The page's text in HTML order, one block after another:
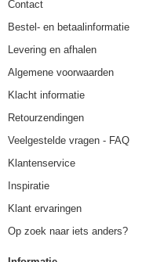
Contact
Bestel- en betaalinformatie
Levering en afhalen
Algemene voorwaarden
Klacht informatie
Retourzendingen
Veelgestelde vragen - FAQ
Klantenservice
Inspiratie
Klant ervaringen
Op zoek naar iets anders?